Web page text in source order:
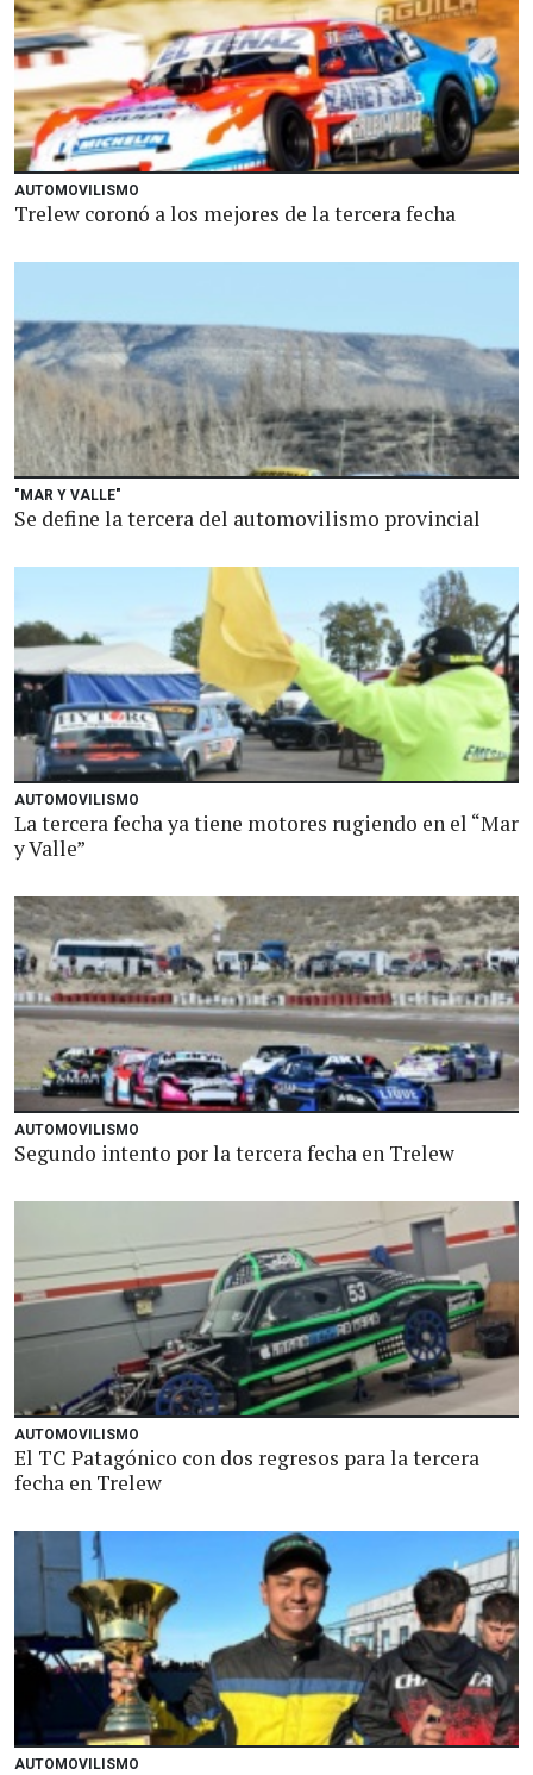
AUTOMOVILISMO
Trelew coronó a los mejores de la tercera fecha
"MAR Y VALLE"
Se define la tercera del automovilismo provincial
AUTOMOVILISMO
La tercera fecha ya tiene motores rugiendo en el “Mar
y Valle”
AUTOMOVILISMO
Segundo intento por la tercera fecha en Trelew
AUTOMOVILISMO
El TC Patagónico con dos regresos para la tercera
fecha en Trelew
AUTOMOVILISMO